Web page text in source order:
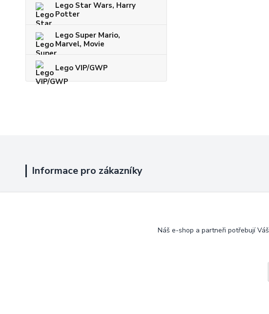
Lego Star Wars, Harry
Potter
Lego Super Mario,
Marvel, Movie
Lego VIP/GWP
Informace pro zákazníky
Náš e-shop a partneři potřebují Váš